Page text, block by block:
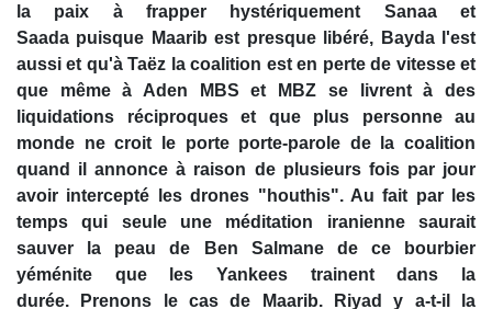
la paix à frapper hystériquement Sanaa et
Saada puisque Maarib est presque libéré, Bayda l'est
aussi et qu'à Taëz la coalition est en perte de vitesse et
que même à Aden MBS et MBZ se livrent à des
liquidations réciproques et que plus personne au
monde ne croit le porte porte-parole de la coalition
quand il annonce à raison de plusieurs fois par jour
avoir intercepté les drones "houthis". Au fait par les
temps qui seule une méditation iranienne saurait
sauver la peau de Ben Salmane de ce bourbier
yéménite que les Yankees trainent dans la
durée. Prenons le cas de Maarib. Riyad y a-t-il la